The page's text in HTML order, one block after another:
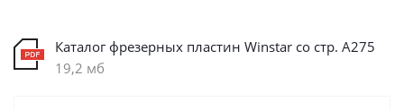
Каталог фрезерных пластин Winstar со стр. А275
19,2 мб